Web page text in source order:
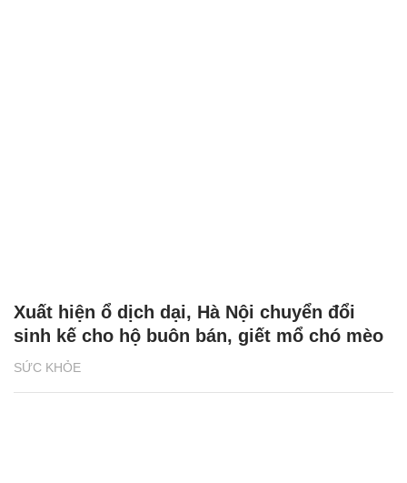
SỨC KHỎE
Xuất hiện ổ dịch dại, Hà Nội chuyển đổi
sinh kế cho hộ buôn bán, giết mổ chó mèo